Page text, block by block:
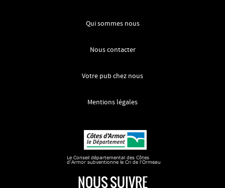
Qui sommes nous
Nous contacter
Votre pub chez nous
Mentions légales
NOUS SUIVRE